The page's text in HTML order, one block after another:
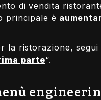
di vendita
principale è
la ristorazione, segui
parte“.